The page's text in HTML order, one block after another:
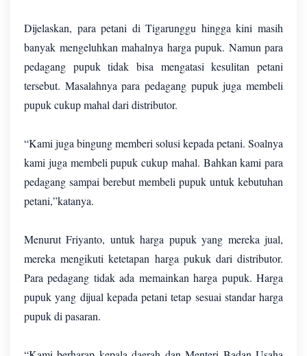
Dijelaskan, para petani di Tigarunggu hingga kini masih
banyak mengeluhkan mahalnya harga pupuk. Namun para
pedagang pupuk tidak bisa mengatasi kesulitan petani
tersebut. Masalahnya para pedagang pupuk juga membeli
pupuk cukup mahal dari distributor.
“Kami juga bingung memberi solusi kepada petani. Soalnya
kami juga membeli pupuk cukup mahal. Bahkan kami para
pedagang sampai berebut membeli pupuk untuk kebutuhan
petani,”katanya.
Menurut Friyanto, untuk harga pupuk yang mereka jual,
mereka mengikuti ketetapan harga pukuk dari distributor.
Para pedagang tidak ada memainkan harga pupuk. Harga
pupuk yang dijual kepada petani tetap sesuai standar harga
pupuk di pasaran.